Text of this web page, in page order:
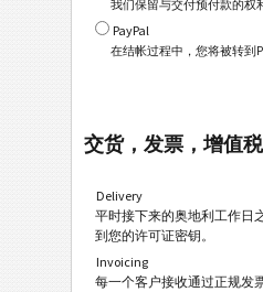
我们保留与交付预付款的权
PayPal
在结帐过程中，您将被转到
交货，发票，增值税
Delivery
平时接下来的奥地利工作日
到您的许可证密钥。
Invoicing
每一个客户接收通过正规发